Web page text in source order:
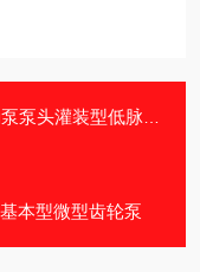
灌装型低脉动泵头
本型微型齿轮泵